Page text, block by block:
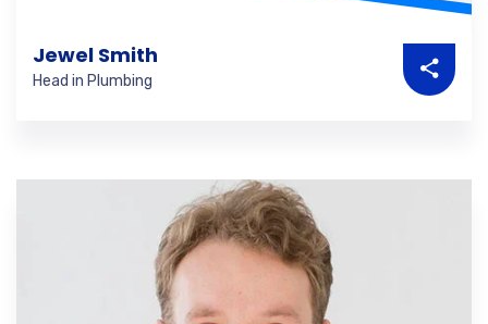
Jewel Smith
Head in Plumbing